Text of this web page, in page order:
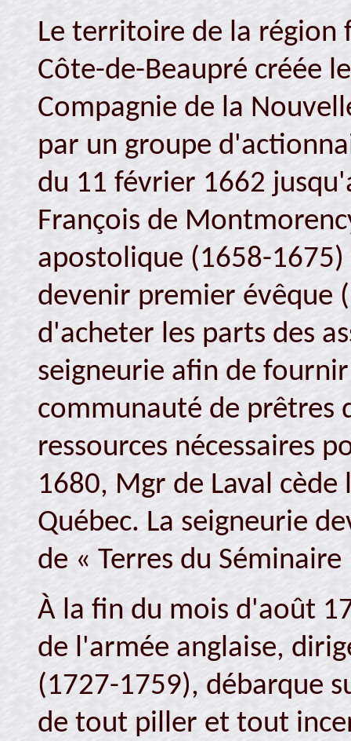
Le territoire de la région
Côte-de-Beaupré créée
Compagnie de la
par un groupe
du 11 février 1662
François de
apostolique (1658-
devenir premier évêque
d'acheter les parts des
seigneurie afin de
communauté de prêtres
ressources nécessaires
1680, Mgr de Laval
Québec. La seigneurie
de « Terres du Séminaire
À la fin du mois d'août
de l'armée anglaise,
(1727-1759), débarque
de tout piller et tout